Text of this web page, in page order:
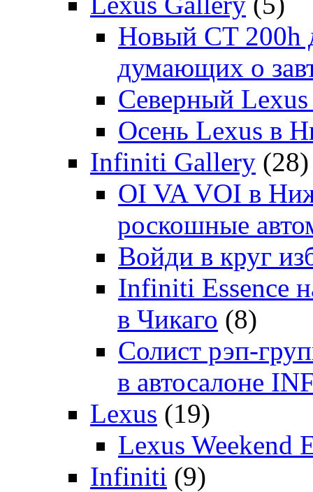
Новый CT 200h
думающих о
Северный Lexus
Осень Lexus в
Infiniti Gallery (28)
OI VA VOI в
роскошные
Войди в круг
Infiniti Essence
в Чикаго (8)
Солист рэп-
в автосалоне
Lexus (19)
Lexus Weekend
Infiniti (9)